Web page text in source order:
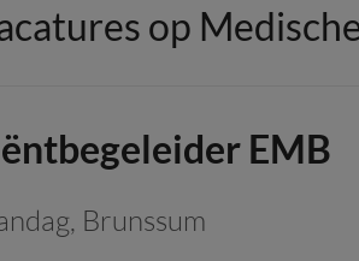
op
EMB
, Brunssum